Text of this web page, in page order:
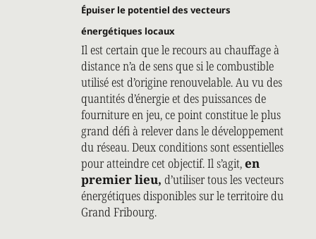
Épuiser le potentiel des vecteurs
énergétiques locaux
Il est certain que le recours au chauffage à
distance n’a de sens que si le combustible
utilisé est d’origine renouvelable. Au vu des
quantités d’énergie et des puissances de
fourniture en jeu, ce point constitue le plus
grand défi à relever dans le développement
du réseau. Deux conditions sont essentielles
pour atteindre cet objectif. Il s’agit,en
premier lieu, d’utiliser tous les vecteurs
énergétiques disponibles sur le territoire du
Grand Fribourg.